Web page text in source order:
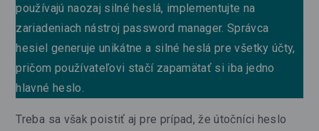
používajú naozaj silné heslá, implementujte na
zariadeniach nástroj password manager. Správca
hesiel generuje unikátne a silné heslá pre všetky účty,
pričom používateľovi stačí zapamätať si iba jedno
hlavné heslo.
Treba sa však poistiť aj pre prípad, že útočníci heslo